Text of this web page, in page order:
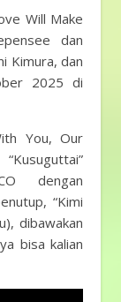
Will Make
dan
Kimura, dan
2025 di
You, Our
dengan
“Kimi
dibawakan
bisa kalian